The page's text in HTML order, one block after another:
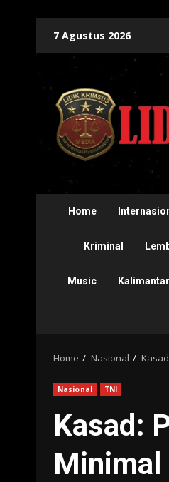
content
7 Agustus 2026
Home
Kriminal
Music
Home Nasional
Nasional TNI
Kasad:
Minimal